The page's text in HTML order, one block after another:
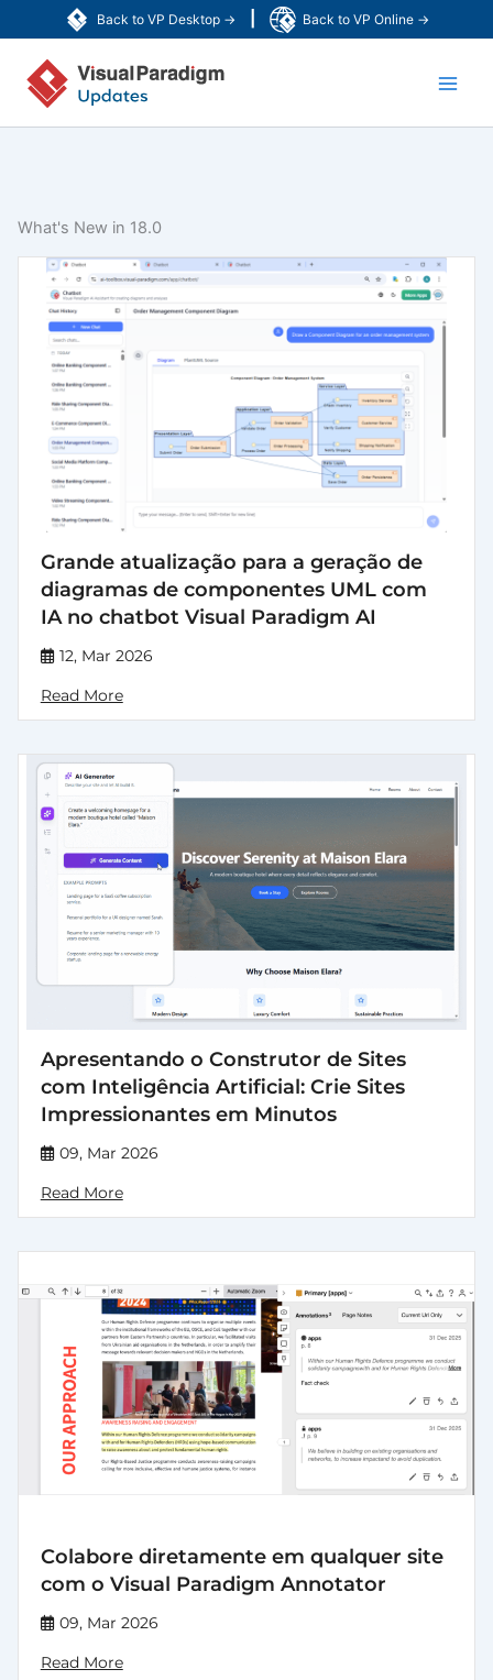
Back to VP Desktop → Back to VP Online →
to
content
What's New in 18.0
Grande atualização para a geração de
diagramas de componentes UML com
IA no chatbot Visual Paradigm AI
12, Mar 2026
Read More
Apresentando o Construtor de Sites
com Inteligência Artificial: Crie Sites
Impressionantes em Minutos
09, Mar 2026
Read More
Colabore diretamente em qualquer site
com o Visual Paradigm Annotator
09, Mar 2026
Read More